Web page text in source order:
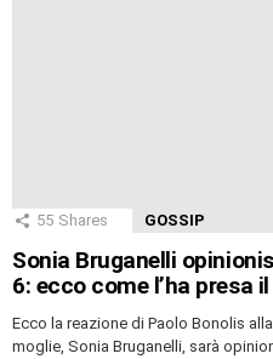
55 Shares GOSSIP
Sonia Bruganelli
6: ecco come l’ha presa
Ecco la reazione di Paolo Bonolis
moglie, Sonia Bruganelli, sarà